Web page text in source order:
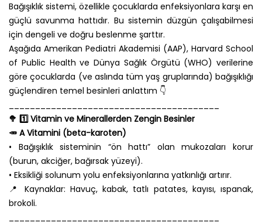
Bağışıklık sistemi, özellikle çocuklarda enfeksiyonlara karşı en
güçlü savunma hattıdır. Bu sistemin düzgün çalışabilmesi
için dengeli ve doğru beslenme şarttır.
Aşağıda Amerikan Pediatri Akademisi (AAP), Harvard School
of Public Health ve Dünya Sağlık Örgütü (WHO) verilerine
göre çocuklarda (ve aslında tüm yaş gruplarında) bağışıklığı
güçlendiren temel besinleri anlattım 👇
🥦 1️⃣ Vitamin ve Minerallerden Zengin Besinler
🥕 A Vitamini (beta-karoten)
• Bağışıklık sisteminin “ön hattı” olan mukozaları korur
(burun, akciğer, bağırsak yüzeyi).
• Eksikliği solunum yolu enfeksiyonlarına yatkınlığı artırır.
📍 Kaynaklar: Havuç, kabak, tatlı patates, kayısı, ıspanak,
brokoli.